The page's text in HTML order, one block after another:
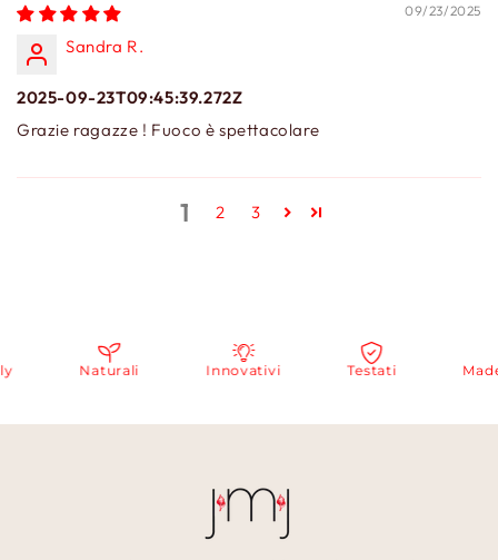
09/23/2025
Sandra R.
2025-09-23T09:45:39.272Z
Grazie ragazze ! Fuoco è spettacolare
1 2 3
Naturali Innovativi Testati Made